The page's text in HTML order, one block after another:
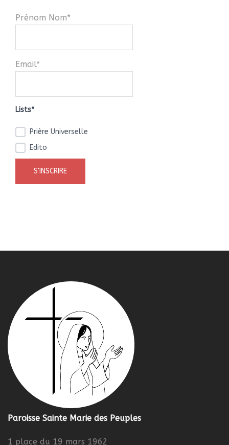
Prénom Nom*
Email*
Lists*
Prière Universelle
Edito
Paroisse Sainte Marie des Peuples
1 place du 19 mars 1962